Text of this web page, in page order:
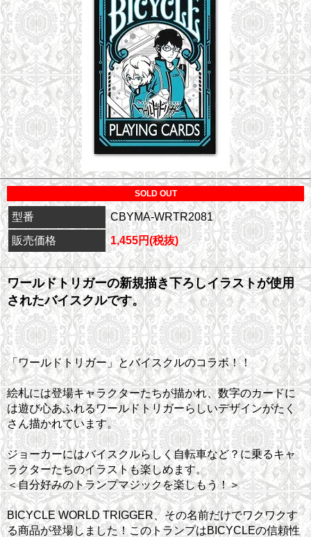
SOLD OUT
型番
CBYMA-WRTR2081
販売価格
1,455円(税抜)
ワールドトリガーの新規描き下ろしイラストが使用
されたバイスクルです。
「ワールドトリガー」とバイスクルのコラボ！！
絵札には登場キャラクターたちが描かれ、数字のカードに
は遊び心あふれるワールドトリガーらしいデザインがたく
さん描かれています。
ジョーカーにはバイスクルらしく自転車など？に乗るキャ
ラクターたちのイラストも楽しめます。
＜自分好みのトランプマジックを楽しもう！＞
BICYCLE WORLD TRIGGER、その名前だけでワクワクす
る商品が登場しました！このトランプはBICYCLEの信頼性